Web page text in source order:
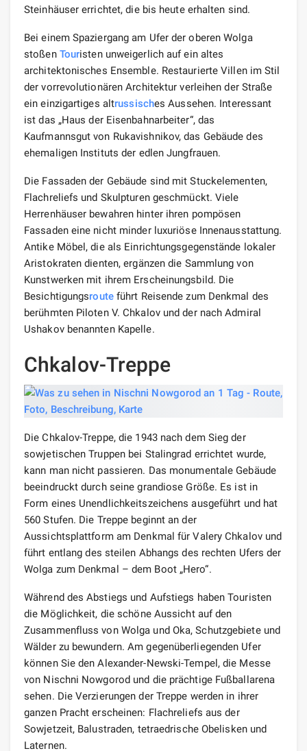
Steinhäuser errichtet, die bis heute erhalten sind.
Bei einem Spaziergang am Ufer der oberen Wolga
stoßen Touristen unweigerlich auf ein altes
architektonisches Ensemble. Restaurierte Villen im Stil
der vorrevolutionären Architektur verleihen der Straße
ein einzigartiges altrussisches Aussehen. Interessant
ist das „Haus der Eisenbahnarbeiter“, das
Kaufmannsgut von Rukavishnikov, das Gebäude des
ehemaligen Instituts der edlen Jungfrauen.
Die Fassaden der Gebäude sind mit Stuckelementen,
Flachreliefs und Skulpturen geschmückt. Viele
Herrenhäuser bewahren hinter ihren pompösen
Fassaden eine nicht minder luxuriöse Innenausstattung.
Antike Möbel, die als Einrichtungsgegenstände lokaler
Aristokraten dienten, ergänzen die Sammlung von
Kunstwerken mit ihrem Erscheinungsbild. Die
Besichtigungsrouteführt Reisende zum Denkmal des
berühmten Piloten V. Chkalov und der nach Admiral
Ushakov benannten Kapelle.
Chkalov-Treppe
Die Chkalov-Treppe, die 1943 nach dem Sieg der
sowjetischen Truppen bei Stalingrad errichtet wurde,
kann man nicht passieren. Das monumentale Gebäude
beeindruckt durch seine grandiose Größe. Es ist in
Form eines Unendlichkeitszeichens ausgeführt und hat
560 Stufen. Die Treppe beginnt an der
Aussichtsplattform am Denkmal für Valery Chkalov und
führt entlang des steilen Abhangs des rechten Ufers der
Wolga zum Denkmal – dem Boot „Hero“.
Während des Abstiegs und Aufstiegs haben Touristen
die Möglichkeit, die schöne Aussicht auf den
Zusammenfluss von Wolga und Oka, Schutzgebiete und
Wälder zu bewundern. Am gegenüberliegenden Ufer
können Sie den Alexander-Newski-Tempel, die Messe
von Nischni Nowgorod und die prächtige Fußballarena
sehen. Die Verzierungen der Treppe werden in ihrer
ganzen Pracht erscheinen: Flachreliefs aus der
Sowjetzeit, Balustraden, tetraedrische Obelisken und
Laternen.